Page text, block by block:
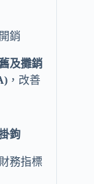
銷
及攤銷
，改善
鉤
務指標